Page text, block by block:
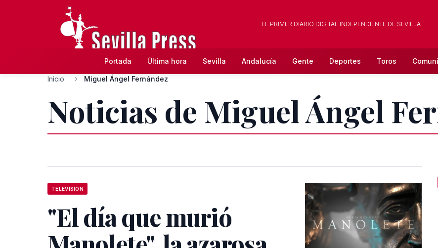
EL PRIMER DIARIO DIGITAL INDEPENDIENTE DE SEVILLA
Portada Última hora Sevilla Andalucía Gente Deportes Toros
Inicio Miguel Ángel Fernández
Noticias de Miguel Ángel
TELEVISION
"El día que murió